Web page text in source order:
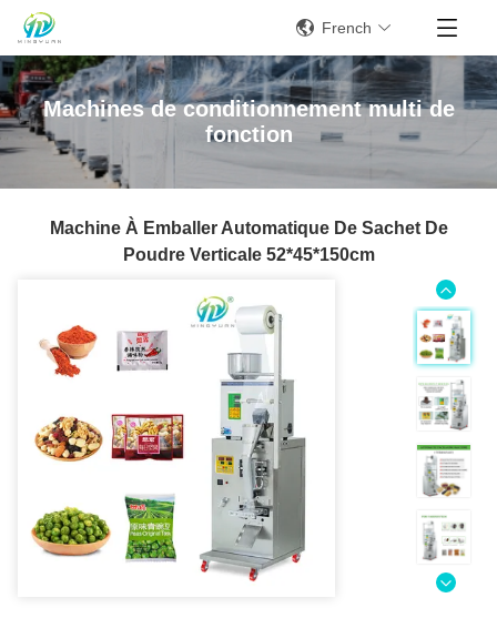
French
Machines de conditionnement multi de
fonction
Machine À Emballer Automatique De Sachet De
Poudre Verticale 52*45*150cm